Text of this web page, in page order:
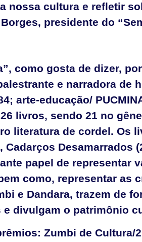
nossa cultura e refletir
presidente do
como gosta de dizer,
e narradora de
arte-educação/
livros, sendo 21 no
literatura de cordel. Os
Cadarços Desamarrados
papel de representar
como, representar as
e Dandara, trazem de
divulgam o patrimônio
Zumbi de Cultura/